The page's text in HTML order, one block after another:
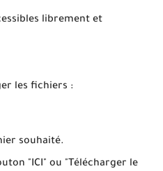
librement et
les fichiers :
souhaité.
"ICI" ou "Télécharger le